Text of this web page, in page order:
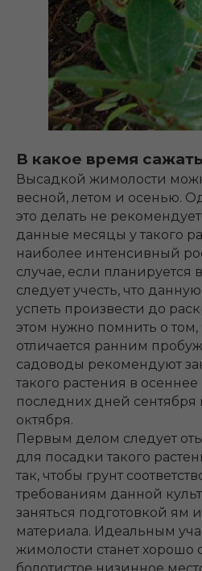
В какое время сажать
Высадкой жимолости
весной, летом и осенью.
это делать не
данные месяцы у такого
наиболее интенсивный
случае, если планируется
следует учесть, что
успеть произвести до
этом нужно помнить о том,
отличается ранним
садоводы рекомендуют
такого растения в осеннее
последних дней
октября.
Первым делом следует
для посадки такого
так, чтобы грунт
требованиям данной
заняться подготовкой ям
материала. Идеальным
жимолости станет хорошо